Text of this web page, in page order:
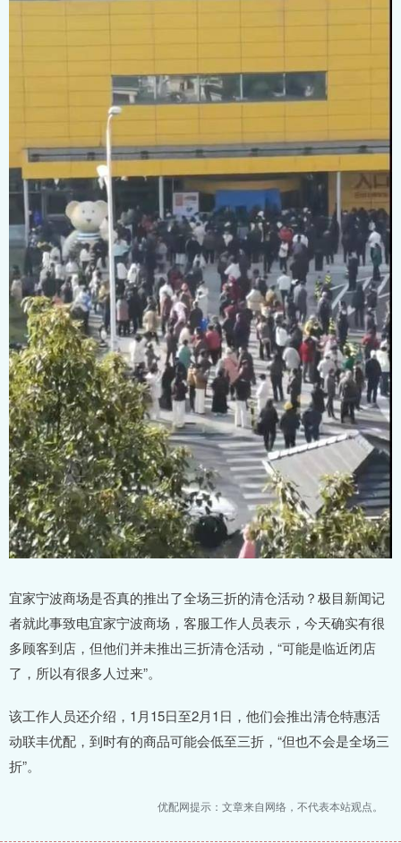
宜家宁波商场是否真的推出了全场三折的清仓活动？极目新闻记
者就此事致电宜家宁波商场，客服工作人员表示，今天确实有很
多顾客到店，但他们并未推出三折清仓活动，“可能是临近闭店
了，所以有很多人过来”。
该工作人员还介绍，1月15日至2月1日，他们会推出清仓特惠活
动联丰优配，到时有的商品可能会低至三折，“但也不会是全场三
折”。
优配网提示：文章来自网络，不代表本站观点。